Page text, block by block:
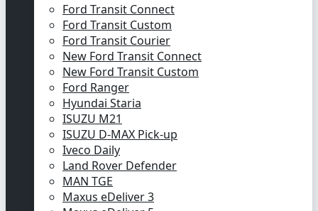
Ford Transit Connect
Ford Transit Custom
Ford Transit Courier
New Ford Transit Connect
New Ford Transit Custom
Ford Ranger
Hyundai Staria
ISUZU M21
ISUZU D-MAX Pick-up
Iveco Daily
Land Rover Defender
MAN TGE
Maxus eDeliver 3